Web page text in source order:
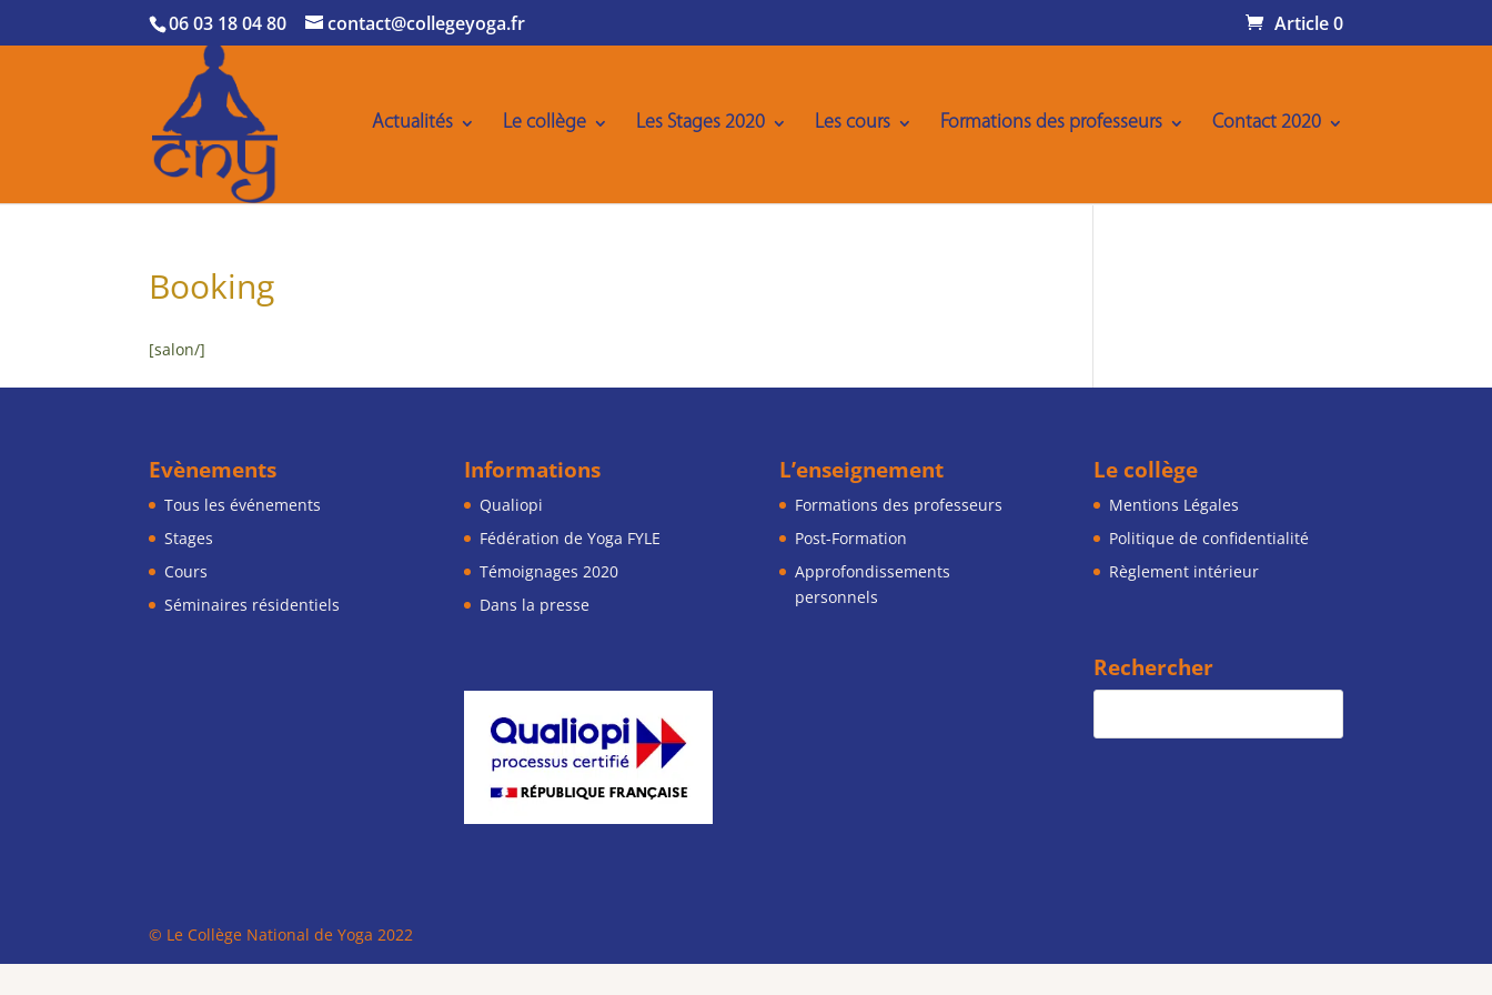
06 03 18 04 80 contact@collegeyoga.fr Article 0
Actualités Le collège Les Stages 2020 Les cours Formations des professeurs Contact 2020
Booking
[salon/]
Evènements
Tous les événements
Stages
Cours
Séminaires résidentiels
Informations
Qualiopi
Fédération de Yoga FYLE
Témoignages 2020
Dans la presse
L’enseignement
Formations des professeurs
Post-Formation
Approfondissements
personnels
Le collège
Mentions Légales
Politique de confidentialité
Règlement intérieur
Rechercher
© Le Collège National de Yoga 2022